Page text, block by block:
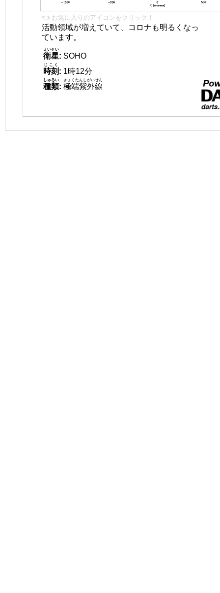
👈 お気に入りのアイコンをクリック！
活動領域が増えていて、コロナも明るくなっ
ています。
衛星
えいせい
: SOHO
時刻
じこく
: 1時12分
種類
しゅるい
: 極端紫外線
きょくたんしがいせん